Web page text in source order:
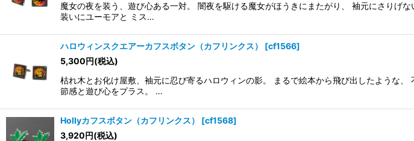
魔女の夜を装う、遊び心ある一対。 闇夜を駆ける魔女がほうきにまたがり、 袖元にさりげ
装いにユーモアと ミス…
ハロウィンスクエアーカフスボタン（カフリンクス） [cf1566]
5,300円(税込)
枯れ木とお化け屋敷、袖元に忍び寄るハロウィンの影。 まるで絵本から飛び出したような
節感と遊び心をプラス。 …
Hollyカフスボタン（カフリンクス） [cf1568]
3,920円(税込)